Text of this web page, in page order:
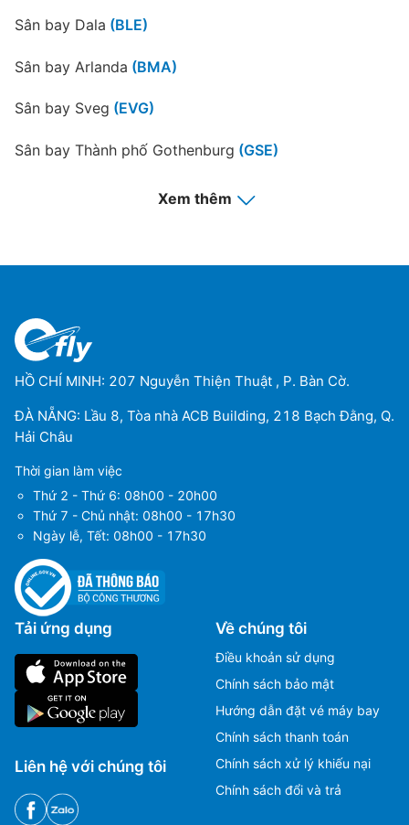
Sân bay Dala (BLE)
Sân bay Arlanda (BMA)
Sân bay Sveg (EVG)
Sân bay Thành phố Gothenburg (GSE)
Jharsuguda Airport
Sân bay Jonkoping
Sân bay Satwari
Sân bay Kristianstad
Sân bay Kalmar(KLR)
Sân bay Kiruna
Sân bay Karlstad
Sân bay Kallax(LLA)
Sân bay Linkoping City
Sân bay Malmo(MMA)
Sân bay Malmo
Xem thêm
HỒ CHÍ MINH: 207 Nguyễn Thiện Thuật , P. Bàn Cờ.
ĐÀ NẴNG: Lầu 8, Tòa nhà ACB Building, 218 Bạch Đằng, Q.
Hải Châu
Thời gian làm việc
Thứ 2 - Thứ 6: 08h00 - 20h00
Thứ 7 - Chủ nhật: 08h00 - 17h30
Ngày lễ, Tết: 08h00 - 17h30
Tải ứng dụng
Liên hệ với chúng tôi
Về chúng tôi
Điều khoản sử dụng
Chính sách bảo mật
Hướng dẫn đặt vé máy bay
Chính sách thanh toán
Chính sách xử lý khiếu nại
Chính sách đổi và trả